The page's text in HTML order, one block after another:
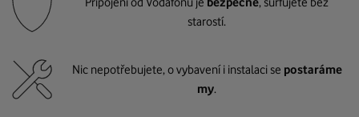
starostí.
Nic nepotřebujete, o vybavení i instalaci se postaráme
my.